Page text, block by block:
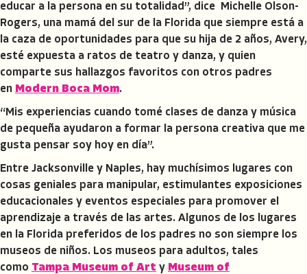
educar a la persona en su totalidad”, dice Michelle Olson-
Rogers, una mamá del sur de la Florida que siempre está a
la caza de oportunidades para que su hija de 2 años, Avery,
esté expuesta a ratos de teatro y danza, y quien
comparte sus hallazgos favoritos con otros padres
en Modern Boca Mom.
“Mis experiencias cuando tomé clases de danza y música
de pequeña ayudaron a formar la persona creativa que me
gusta pensar soy hoy en día”.
Entre Jacksonville y Naples, hay muchísimos lugares con
cosas geniales para manipular, estimulantes exposiciones
educacionales y eventos especiales para promover el
aprendizaje a través de las artes. Algunos de los lugares
en la Florida preferidos de los padres no son siempre los
museos de niños. Los museos para adultos, tales
como Tampa Museum of Art y Museum of